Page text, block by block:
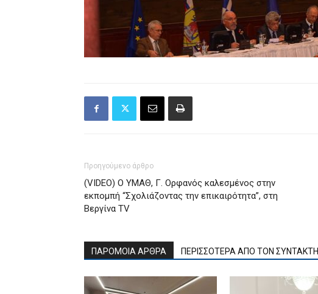
Προηγούμενο άρθρο
(VIDEO) Ο ΥΜΑΘ, Γ. Ορφανός καλεσμένος στην
εκπομπή “Σχολιάζοντας την επικαιρότητα”, στη
Bεργίνα TV
ΠΑΡΟΜΟΙΑ ΑΡΘΡΑ ΠΕΡΙΣΣΟΤΕΡΑ ΑΠΟ ΤΟΝ ΣΥΝΤΑΚΤΗ